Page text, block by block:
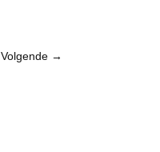
Volgende →